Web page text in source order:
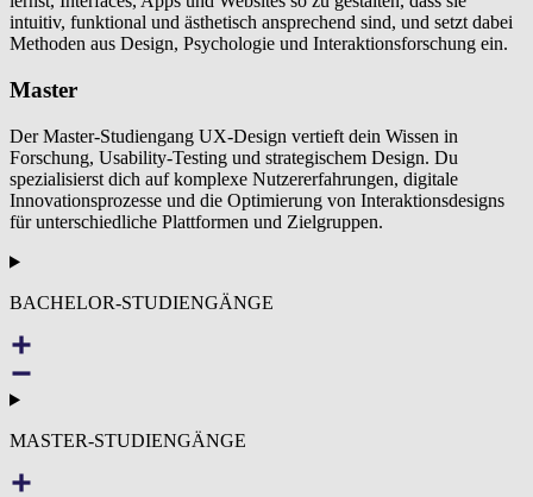
intuitiv, funktional und ästhetisch ansprechend sind, und setzt dabei
Methoden aus Design, Psychologie und Interaktionsforschung ein.
Master
Der Master-Studiengang UX-Design vertieft dein Wissen in
Forschung, Usability-Testing und strategischem Design. Du
spezialisierst dich auf komplexe Nutzererfahrungen, digitale
Innovationsprozesse und die Optimierung von Interaktionsdesigns
für unterschiedliche Plattformen und Zielgruppen.
BACHELOR-STUDIENGÄNGE
MASTER-STUDIENGÄNGE